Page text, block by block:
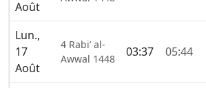
Août
Lun.,
17
Août
4 Rabi’ al-
Awwal 1448
03:37 05:44